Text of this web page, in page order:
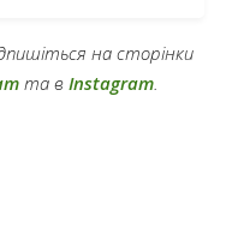
на сторінки
та в Instagram.